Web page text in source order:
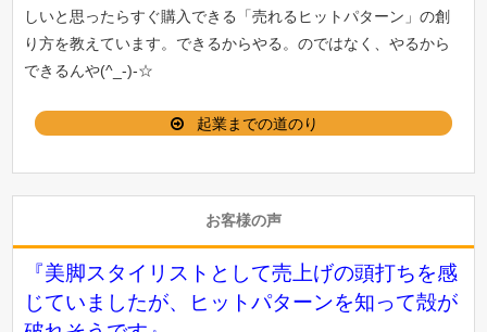
しいと思ったらすぐ購入できる「売れるヒットパターン 」の創
り方を教えています。できるからやる。のではなく、やるから
できるんや(^_-)-☆
起業までの道のり
お客様の声
『美脚スタイリストとして売上げの頭打ちを感
じていましたが、ヒットパターンを知って殻が